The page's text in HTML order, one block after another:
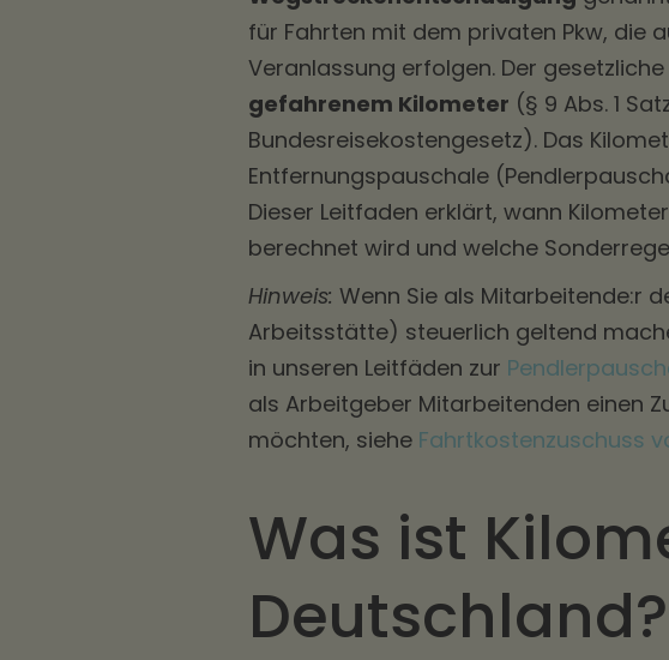
für Fahrten mit dem privaten Pkw, die
Veranlassung erfolgen. Der
gefahrenem Kilometer (§ 9 Abs. 1
Bundesreisekostengesetz). Das
Entfernungspauschale
Dieser Leitfaden erklärt, wann
berechnet wird und welche
Hinweis: Wenn Sie als Mitarbeitende:r
Arbeitsstätte) steuerlich geltend
in unseren Leitfäden zur
als Arbeitgeber Mitarbeitenden einen
möchten, siehe Fahrtkostenzuschuss
Was ist
Deutschland?